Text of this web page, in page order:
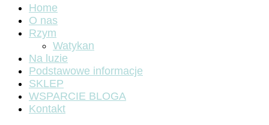
Home
O nas
Rzym
Watykan
Na luzie
Podstawowe informacje
SKLEP
WSPARCIE BLOGA
Kontakt